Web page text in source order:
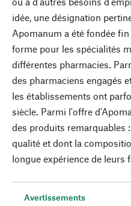
idée, une désignation
Apomanum a été fondée
forme pour les spécialités
différentes pharmacies.
des pharmaciens engagés
les établissements ont
siècle. Parmi l'offre
des produits remarquables
qualité et dont la
longue expérience de leurs
Avertissements